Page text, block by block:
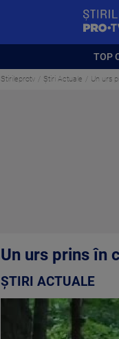
TOP
Stirileprotv Știri Actuale Un urs
Un urs prins în
ȘTIRI ACTUALE